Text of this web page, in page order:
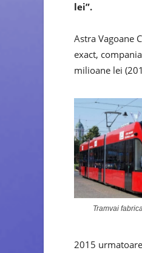
lei”.
Astra Vagoane
exact,
milioane lei
Tramvai
2015